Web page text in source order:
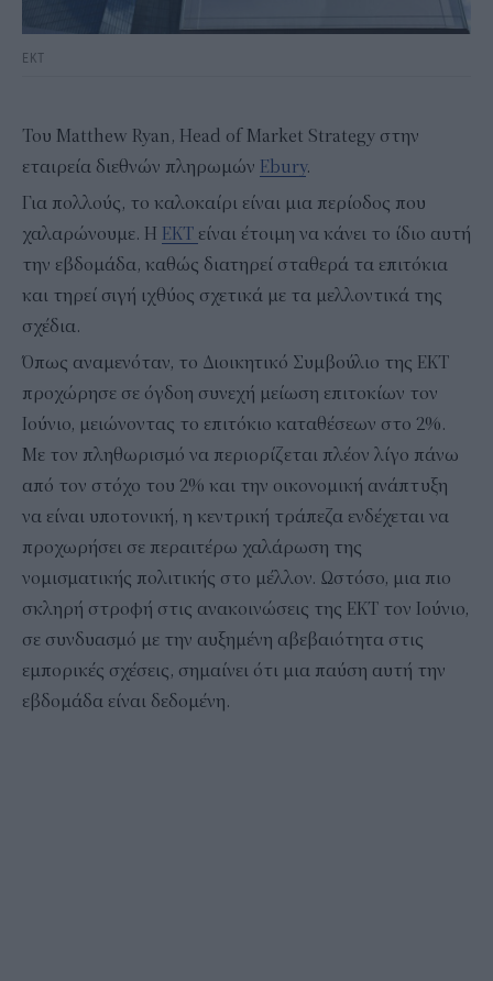
ΕΚΤ
Του Matthew Ryan, Head of Market Strategy στην
εταιρεία διεθνών πληρωμών Ebury.
Για πολλούς, το καλοκαίρι είναι μια περίοδος που
χαλαρώνουμε. Η ΕΚΤ είναι έτοιμη να κάνει το ίδιο αυτή
την εβδομάδα, καθώς διατηρεί σταθερά τα επιτόκια
και τηρεί σιγή ιχθύος σχετικά με τα μελλοντικά της
σχέδια.
Όπως αναμενόταν, το Διοικητικό Συμβούλιο της ΕΚΤ
προχώρησε σε όγδοη συνεχή μείωση επιτοκίων τον
Ιούνιο, μειώνοντας το επιτόκιο καταθέσεων στο 2%.
Με τον πληθωρισμό να περιορίζεται πλέον λίγο πάνω
από τον στόχο του 2% και την οικονομική ανάπτυξη
να είναι υποτονική, η κεντρική τράπεζα ενδέχεται να
προχωρήσει σε περαιτέρω χαλάρωση της
νομισματικής πολιτικής στο μέλλον. Ωστόσο, μια πιο
σκληρή στροφή στις ανακοινώσεις της ΕΚΤ τον Ιούνιο,
σε συνδυασμό με την αυξημένη αβεβαιότητα στις
εμπορικές σχέσεις, σημαίνει ότι μια παύση αυτή την
εβδομάδα είναι δεδομένη.